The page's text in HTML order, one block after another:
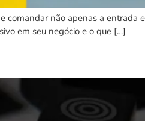
comandar não apenas a entrada
em seu negócio e o que […]